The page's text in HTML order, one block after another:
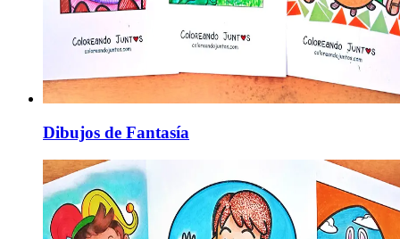
Dibujos de Fantasía